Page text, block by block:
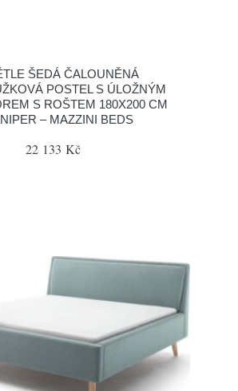
ŠEDÁ ČALOUNĚNÁ
POSTEL S ÚLOŽNÝM
S ROŠTEM 180X200 CM
– MAZZINI BEDS
22 133 Kč